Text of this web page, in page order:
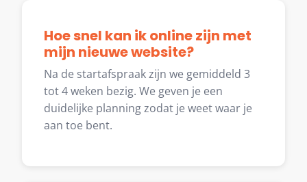
Hoe snel kan ik online zijn met
mijn nieuwe website?
Na de startafspraak zijn we gemiddeld 3
tot 4 weken bezig. We geven je een
duidelijke planning zodat je weet waar je
aan toe bent.